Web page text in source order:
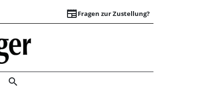
newspaperFragen zur Zustellung?
„Snack mal
search